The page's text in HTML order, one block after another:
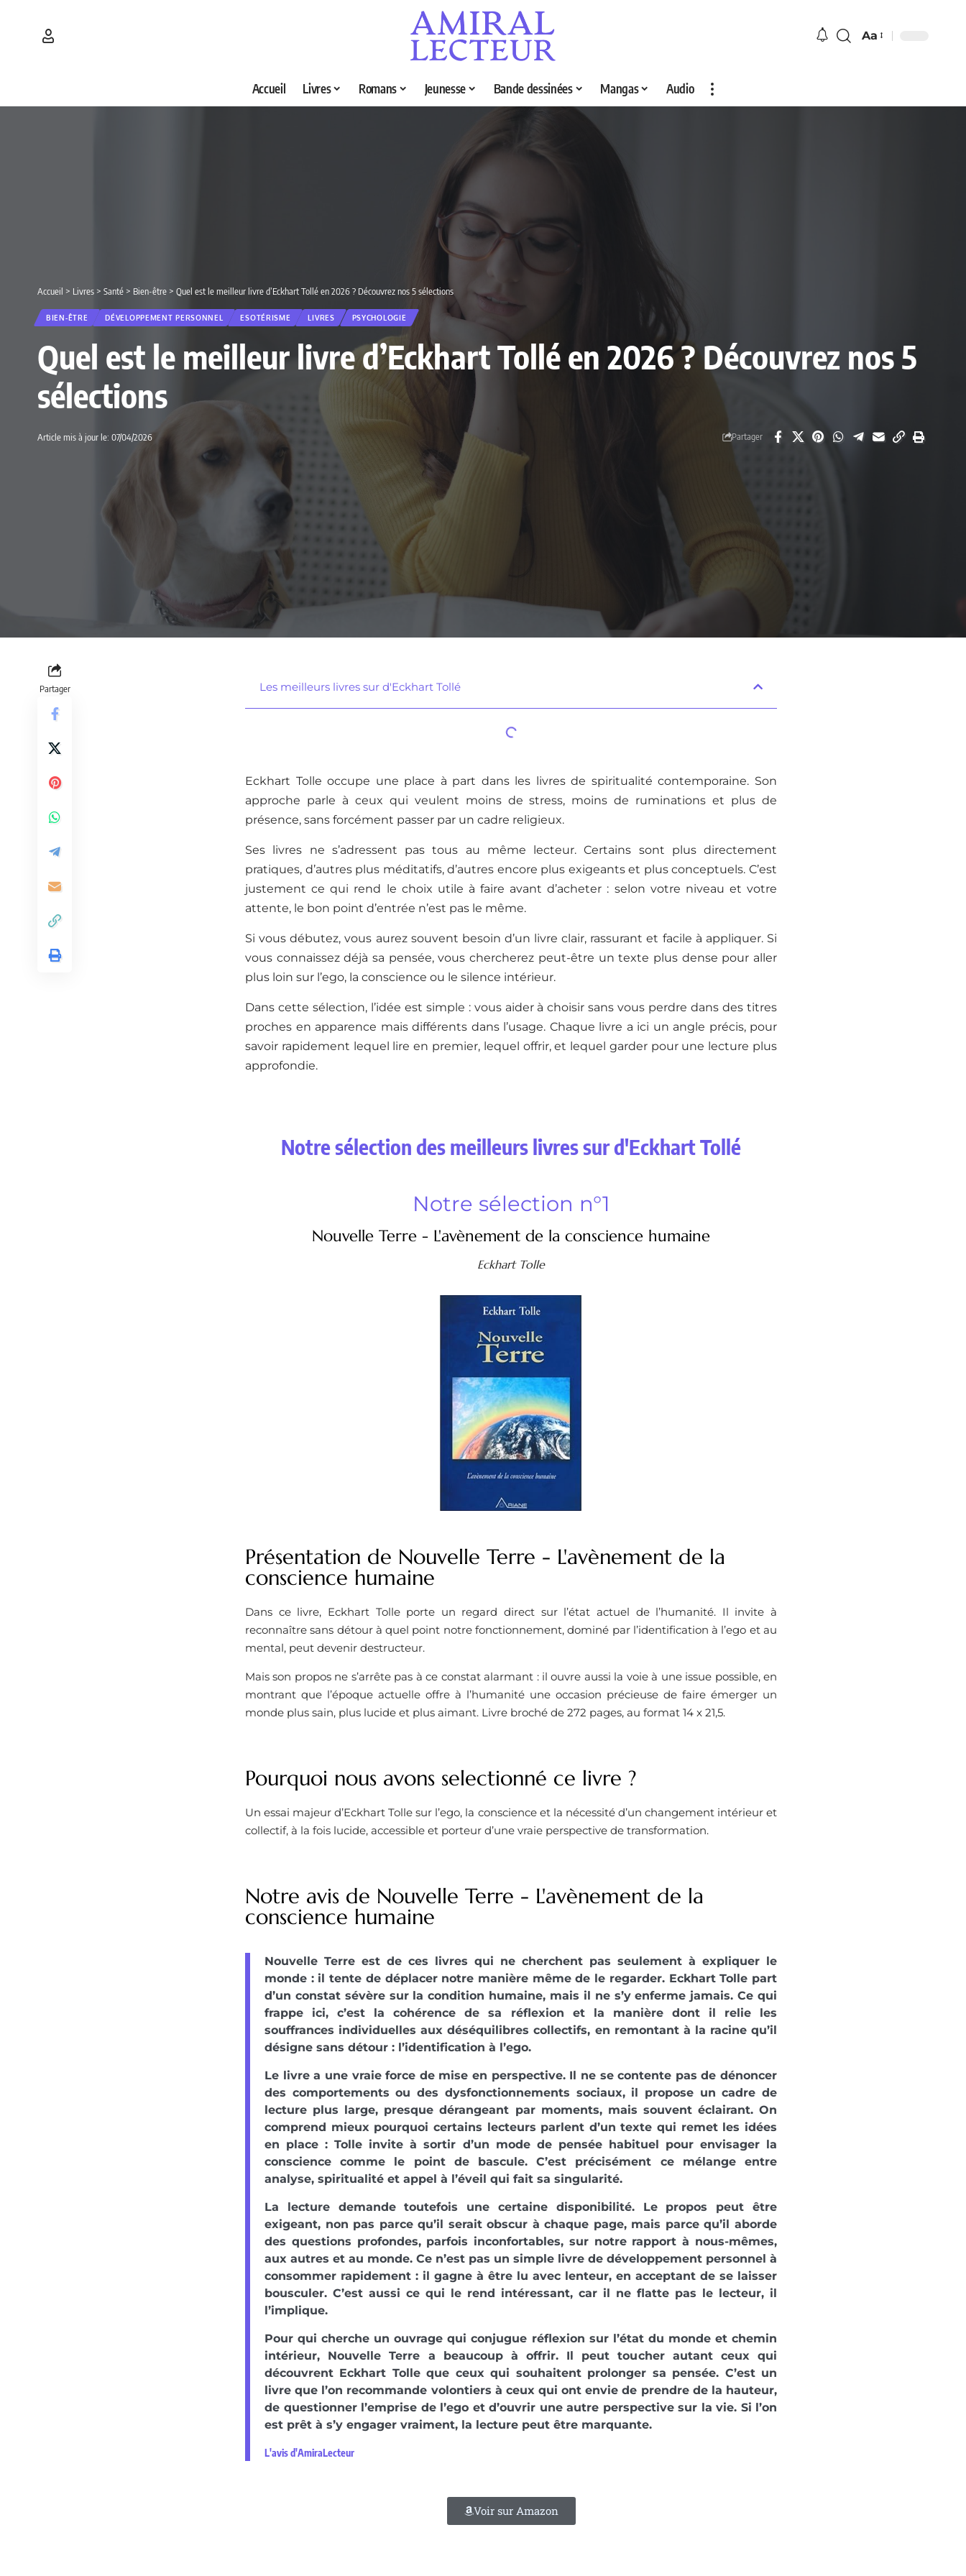
Aa
Accueil Livres Romans Jeunesse Bande dessinées Mangas Audio
Accueil > Livres > Santé > Bien-être > Quel est le meilleur livre d’Eckhart Tollé en 2026 ? Découvrez nos 5 sélections
BIEN-ÊTRE DÉVELOPPEMENT PERSONNEL ESOTÉRISME LIVRES PSYCHOLOGIE
Quel est le meilleur livre d’Eckhart Tollé en 2026 ? Découvrez nos 5
sélections
Article mis à jour le: 07/04/2026 Partager
Partager Les meilleurs livres sur d'Eckhart Tollé
Eckhart Tolle occupe une place à part dans les livres de spiritualité contemporaine. Son
approche parle à ceux qui veulent moins de stress, moins de ruminations et plus de
présence, sans forcément passer par un cadre religieux.
Ses livres ne s’adressent pas tous au même lecteur. Certains sont plus directement
pratiques, d’autres plus méditatifs, d’autres encore plus exigeants et plus conceptuels. C’est
justement ce qui rend le choix utile à faire avant d’acheter : selon votre niveau et votre
attente, le bon point d’entrée n’est pas le même.
Si vous débutez, vous aurez souvent besoin d’un livre clair, rassurant et facile à appliquer. Si
vous connaissez déjà sa pensée, vous chercherez peut-être un texte plus dense pour aller
plus loin sur l’ego, la conscience ou le silence intérieur.
Dans cette sélection, l’idée est simple : vous aider à choisir sans vous perdre dans des titres
proches en apparence mais différents dans l’usage. Chaque livre a ici un angle précis, pour
savoir rapidement lequel lire en premier, lequel offrir, et lequel garder pour une lecture plus
approfondie.
Notre sélection des meilleurs livres sur d'Eckhart Tollé
Notre sélection n°1
Nouvelle Terre - L'avènement de la conscience humaine
Eckhart Tolle
Présentation de Nouvelle Terre - L'avènement de la
conscience humaine
Dans ce livre, Eckhart Tolle porte un regard direct sur l’état actuel de l’humanité. Il invite à
reconnaître sans détour à quel point notre fonctionnement, dominé par l’identification à l’ego et au
mental, peut devenir destructeur.
Mais son propos ne s’arrête pas à ce constat alarmant : il ouvre aussi la voie à une issue possible, en
montrant que l’époque actuelle offre à l’humanité une occasion précieuse de faire émerger un
monde plus sain, plus lucide et plus aimant. Livre broché de 272 pages, au format 14 x 21,5.
Pourquoi nous avons selectionné ce livre ?
Un essai majeur d’Eckhart Tolle sur l’ego, la conscience et la nécessité d’un changement intérieur et
collectif, à la fois lucide, accessible et porteur d’une vraie perspective de transformation.
Notre avis de Nouvelle Terre - L'avènement de la
conscience humaine
Nouvelle Terre est de ces livres qui ne cherchent pas seulement à expliquer le
monde : il tente de déplacer notre manière même de le regarder. Eckhart Tolle part
d’un constat sévère sur la condition humaine, mais il ne s’y enferme jamais. Ce qui
frappe ici, c’est la cohérence de sa réflexion et la manière dont il relie les
souffrances individuelles aux déséquilibres collectifs, en remontant à la racine qu’il
désigne sans détour : l’identification à l’ego.
Le livre a une vraie force de mise en perspective. Il ne se contente pas de dénoncer
des comportements ou des dysfonctionnements sociaux, il propose un cadre de
lecture plus large, presque dérangeant par moments, mais souvent éclairant. On
comprend mieux pourquoi certains lecteurs parlent d’un texte qui remet les idées
en place : Tolle invite à sortir d’un mode de pensée habituel pour envisager la
conscience comme le point de bascule. C’est précisément ce mélange entre
analyse, spiritualité et appel à l’éveil qui fait sa singularité.
La lecture demande toutefois une certaine disponibilité. Le propos peut être
exigeant, non pas parce qu’il serait obscur à chaque page, mais parce qu’il aborde
des questions profondes, parfois inconfortables, sur notre rapport à nous-mêmes,
aux autres et au monde. Ce n’est pas un simple livre de développement personnel à
consommer rapidement : il gagne à être lu avec lenteur, en acceptant de se laisser
bousculer. C’est aussi ce qui le rend intéressant, car il ne flatte pas le lecteur, il
l’implique.
Pour qui cherche un ouvrage qui conjugue réflexion sur l’état du monde et chemin
intérieur, Nouvelle Terre a beaucoup à offrir. Il peut toucher autant ceux qui
découvrent Eckhart Tolle que ceux qui souhaitent prolonger sa pensée. C’est un
livre que l’on recommande volontiers à ceux qui ont envie de prendre de la hauteur,
de questionner l’emprise de l’ego et d’ouvrir une autre perspective sur la vie. Si l’on
est prêt à s’y engager vraiment, la lecture peut être marquante.
L'avis d'AmiraLecteur
Voir sur Amazon